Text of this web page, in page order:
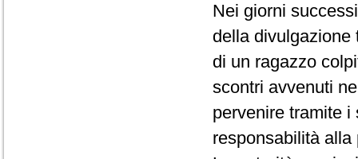
Nei giorni
della divulgazione
di un ragazzo
scontri avvenuti
pervenire tramite
responsabilità